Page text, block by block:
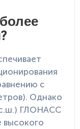
с
Однако
с.ш.) ГЛОНАСС
высокого